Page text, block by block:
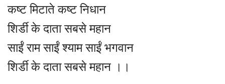
कष्ट मिटाते कष्ट निधान
शिर्डी के दाता सबसे महान
साईं राम साईं श्याम साईं भगवान
शिर्डी के दाता सबसे महान ।।